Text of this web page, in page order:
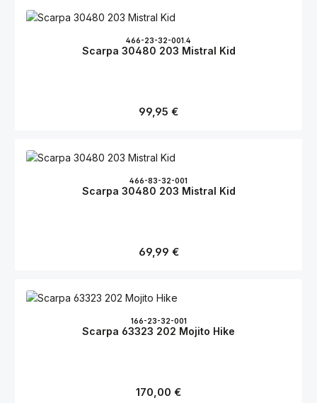
466-23-32-001.4
Scarpa 30480 203 Mistral Kid
Regulärer Preis:
99,95 €
466-83-32-001
Scarpa 30480 203 Mistral Kid
Regulärer Preis:
69,99 €
166-23-32-001
Scarpa 63323 202 Mojito Hike
Regulärer Preis:
170,00 €